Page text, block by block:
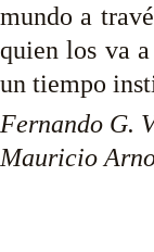
mundo a
quien los va
un tiempo
Fernando G.
Mauricio